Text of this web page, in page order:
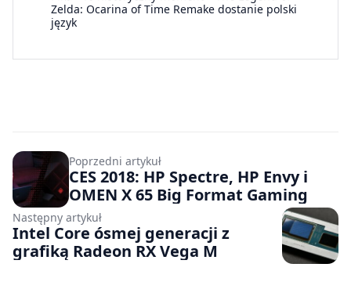
Zelda: Ocarina of Time Remake dostanie polski
język
Poprzedni artykuł
CES 2018: HP Spectre, HP Envy i
OMEN X 65 Big Format Gaming
Następny artykuł
Intel Core ósmej generacji z
grafiką Radeon RX Vega M